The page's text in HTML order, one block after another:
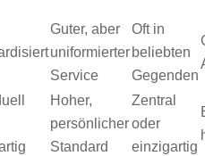
Guter, aber
uniformierter
Service
Oft in
beliebten
Gegenden
Hoher,
persönlicher
Standard
Zentral
oder
einzigartig